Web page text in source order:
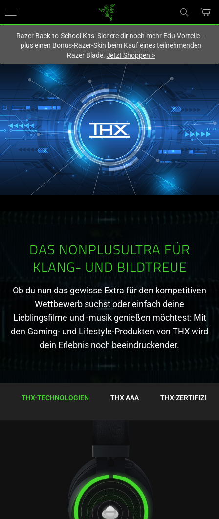
Du befindest dich aktuell auf der Website von
Razer Back-to-School Kits: Sichere dir noch mehr Edu-Vorteile –
plus einen Bonus-Razer-Skin beim Kauf eines teilnehmenden
Razer Blade. Jetzt Shoppen >
DAS NONPLUSULTRA FÜR
KLANG- UND BILDTREUE
Ob du nun das gewisse Extra für den kompetitiven
Wettbewerb suchst oder einfach deine
Lieblingsfilme und -musik genießen möchtest: Mit
den Gaming- und Lifestyle-Produkten von THX wird
dein Erlebnis noch beeindruckender.
THX-TECHNOLOGIEN THX AAA THX-